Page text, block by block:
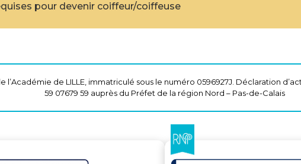
pour devenir coiffeur/coiffeuse
l’Académie de LILLE, immatriculé sous le numéro 0596927J. Déclaration
59 07679 59 auprès du Préfet de la région Nord – Pas-de-Calais